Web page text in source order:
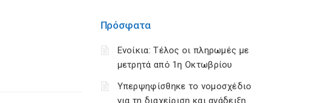
Πρόσφατα
Ενοίκια: Τέλος οι πληρωμές με
μετρητά από 1η Οκτωβρίου
Υπερψηφίσθηκε το νομοσχέδιο
για τη διαχείριση και ανάδειξη